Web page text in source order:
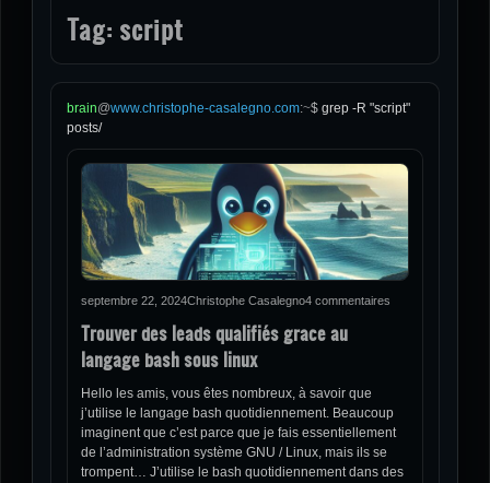
Tag: script
brain@www.christophe-casalegno.com:~$ grep -R "script"
posts/
septembre 22, 2024Christophe Casalegno4 commentaires
Trouver des leads qualifiés grace au
langage bash sous linux
Hello les amis, vous êtes nombreux, à savoir que
j’utilise le langage bash quotidiennement. Beaucoup
imaginent que c’est parce que je fais essentiellement
de l’administration système GNU / Linux, mais ils se
trompent… J’utilise le bash quotidiennement dans des